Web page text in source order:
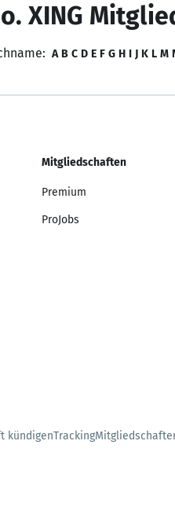
XING
A B C D E F G H I J K L M
Mitgliedschaften
Premium
ProJobs
kündigenTracking